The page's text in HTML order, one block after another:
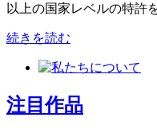
以上の国家レベルの特許
続きを読む
注目作品